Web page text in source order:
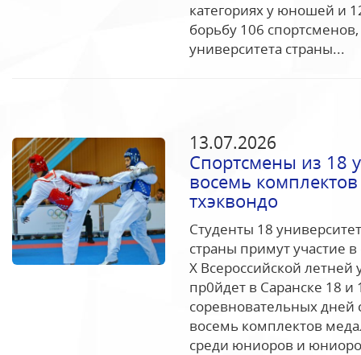
категориях у юношей и
борьбу 106
университета страны...
13.07.2026
Спортсмены из 18
восемь
тхэквондо
Студенты 18
страны примут участие
Х Всероссийской летней
пр0йдет в Саранске 18
соревновательных дней
восемь комплектов
среди юниоров и